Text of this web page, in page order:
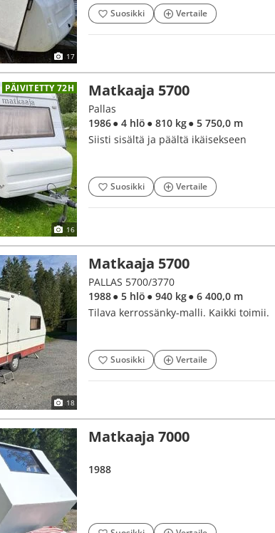
17
Suosikki Vertaile
PÄIVITETTY 72H
16
Matkaaja 5700
Pallas
1986● 4 hlö ● 810 kg● 5 750,0 m
Siisti sisältä ja päältä ikäisekseen
Suosikki Vertaile
18
Matkaaja 5700
PALLAS 5700/3770
1988● 5 hlö ● 940 kg● 6 400,0 m
Tilava kerrossänky-malli. Kaikki toimii.
Suosikki Vertaile
Matkaaja 7000
1988